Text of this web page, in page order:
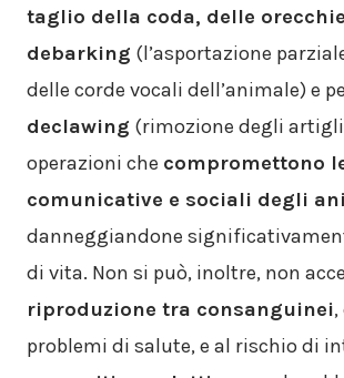
taglio della coda, delle orecchie
debarking (l’asportazione
delle corde vocali dell’animale) e
declawing (rimozione degli
operazioni che compromettono
comunicative e sociali degli
danneggiandone
di vita. Non si può, inoltre, non
riproduzione tra consanguinei
problemi di salute, e al rischio di